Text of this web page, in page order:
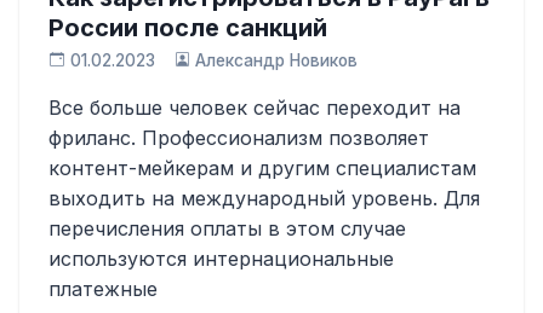
России после санкций
01.02.2023 Александр Новиков
Все больше человек сейчас переходит на
фриланс. Профессионализм позволяет
контент-мейкерам и другим специалистам
выходить на международный уровень. Для
перечисления оплаты в этом случае
используются интернациональные
платежные